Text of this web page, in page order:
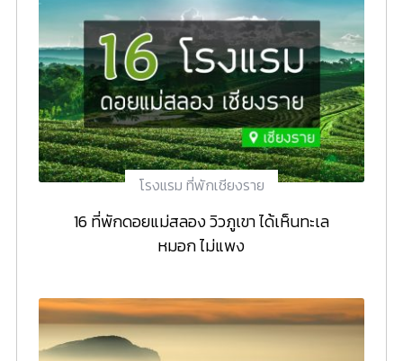
โรงแรม ที่พักเชียงราย
16 ที่พักดอยแม่สลอง วิวภูเขา ได้เห็นทะเล
หมอก ไม่แพง